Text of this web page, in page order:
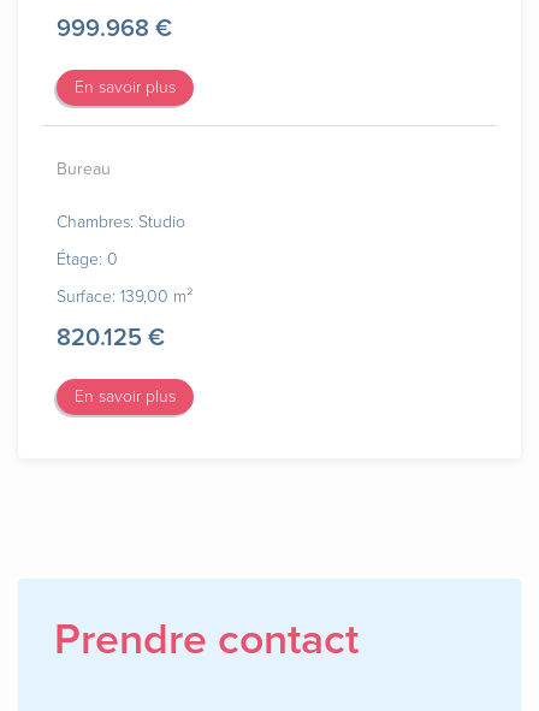
999.968 €
En savoir plus
Bureau
Chambres: Studio
Étage: 0
Surface: 139,00 m²
820.125 €
En savoir plus
Prendre contact